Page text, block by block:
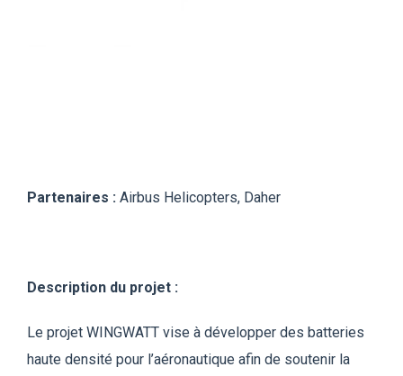
Partenaires : Airbus Helicopters, Daher
Description du projet :
Le projet WINGWATT vise à développer des batteries
haute densité pour l’aéronautique afin de soutenir la